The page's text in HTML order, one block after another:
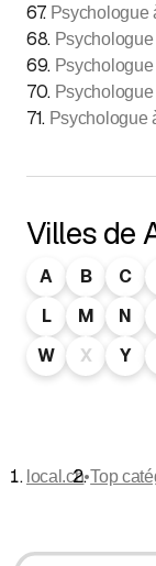
67. Psychologue
68.
69.
70. Psychologue
71. Psychologue
Villes de
A B C
L
M N
W
X Y
local.ch•Top